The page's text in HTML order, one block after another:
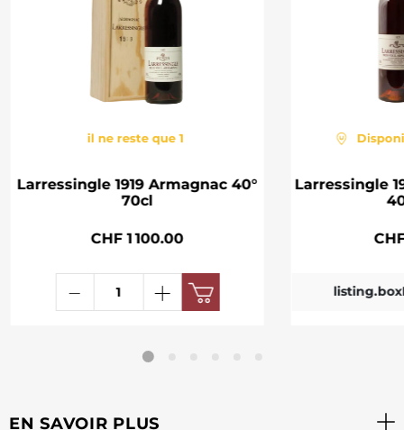
il ne reste que 1
Larressingle 1919 Armagnac 40°
70cl
CHF 1 100.00
Larressingle
EN SAVOIR PLUS